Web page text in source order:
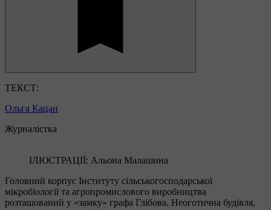
ТЕКСТ:
Ольга Кацан
Журналістка
ІЛЮСТРАЦІЇ: Альона Малашина
Головний корпус Інституту сільськогосподарської
мікробіології та агропромислового виробництва
розташований у «замку» графа Глібова. Неоготична будівля,